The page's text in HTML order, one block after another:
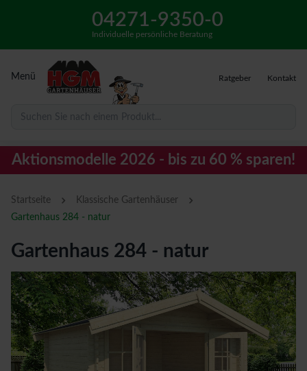
04271-9350-0
Individuelle persönliche Beratung
Menü Ratgeber Kontakt
Suchen Sie nach einem Produkt...
Aktionsmodelle 2026 - bis zu 60 % sparen!
Startseite › Klassische Gartenhäuser ›
Gartenhaus 284 - natur
Gartenhaus 284 - natur